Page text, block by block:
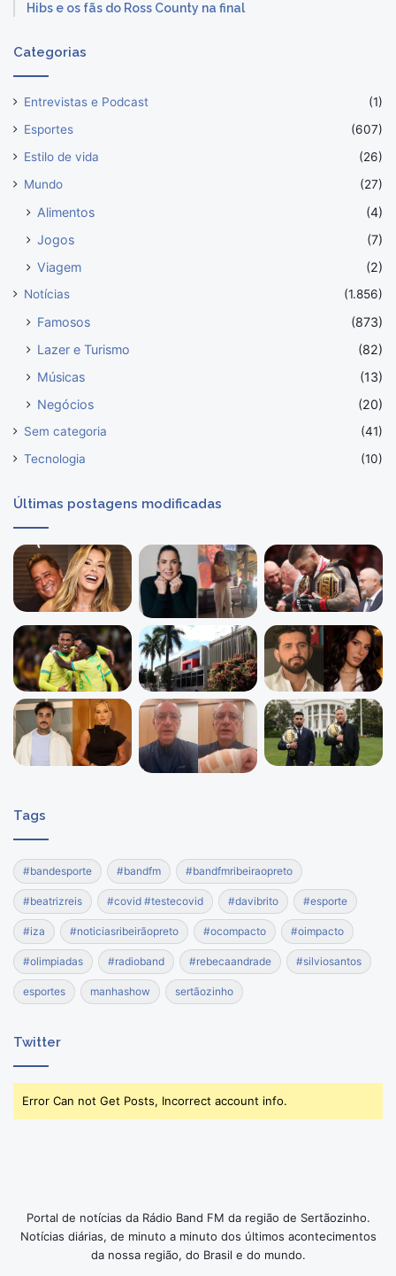
Hibs e os fãs do Ross County na final
Categorias
Entrevistas e Podcast
(1)
Esportes
(607)
Estilo de vida
(26)
Mundo
(27)
Alimentos
(4)
Jogos
(7)
Viagem
(2)
Notícias (1.856)
Famosos
(873)
Lazer e Turismo
(82)
Músicas
(13)
Negócios
(20)
Sem categoria
(41)
Tecnologia
(10)
Últimas postagens modificadas
Tags
#bandesporte #bandfm #bandfmribeiraopreto
#beatrizreis #covid #testecovid #davibrito #esporte
#iza #noticiasribeirãopreto #ocompacto #oimpacto
#olimpiadas #radioband #rebecaandrade #silviosantos
esportes manhashow sertãozinho
Twitter
Error Can not Get Posts, Incorrect account info.
Portal de notícias da Rádio Band FM da região de Sertãozinho.
Notícias diárias, de minuto a minuto dos últimos acontecimentos
da nossa região, do Brasil e do mundo.